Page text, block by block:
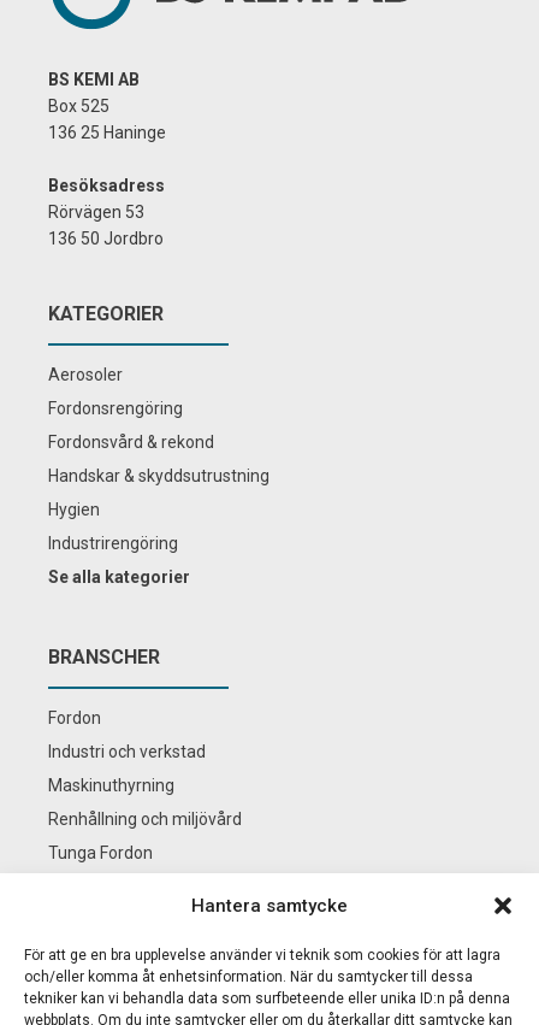
Hantera samtycke
För att ge en bra upplevelse använder vi teknik som cookies för att lagra
och/eller komma åt enhetsinformation. När du samtycker till dessa
tekniker kan vi behandla data som surfbeteende eller unika ID:n på denna
webbplats. Om du inte samtycker eller om du återkallar ditt samtycke kan
BS KEMI AB
Box 525
136 25 Haninge
Besöksadress
Rörvägen 53
136 50 Jordbro
KATEGORIER
Aerosoler
Fordonsrengöring
Fordonsvård & rekond
Handskar & skyddsutrustning
Hygien
Industrirengöring
Se alla kategorier
BRANSCHER
Fordon
Industri och verkstad
Maskinuthyrning
Renhållning och miljövård
Tunga Fordon
BS KEMI